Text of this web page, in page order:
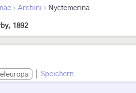
› Arctiini › Nyctemerina
1892
Speichern